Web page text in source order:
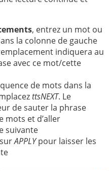
, entrez un mot ou
la colonne de gauche
indiquera au
avec ce mot/cette
de mots dans la
ttsNEXT. Le
de sauter la phrase
mots et d’aller
suivante
surAPPLYpour laisser les